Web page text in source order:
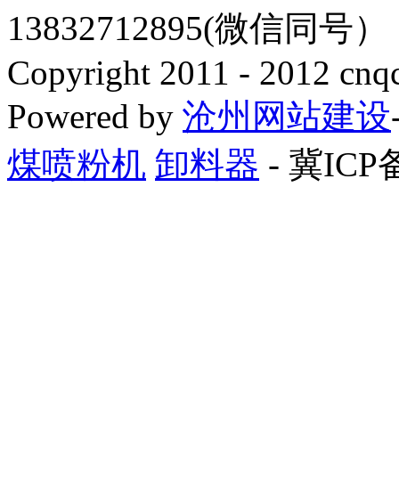
13832712895(微信同号
Copyright 2011 - 2012
Powered by 沧州网站建设
煤喷粉机 卸料器 - 冀ICP